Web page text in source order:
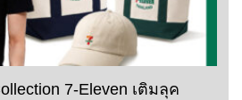
7-Eleven เติมลุค